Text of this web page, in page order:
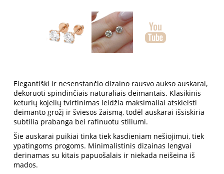
Elegantiški ir nesenstančio dizaino rausvo aukso auskarai,
dekoruoti spindinčiais natūraliais deimantais. Klasikinis
keturių kojelių tvirtinimas leidžia maksimaliai atskleisti
deimanto grožį ir šviesos žaismą, todėl auskarai išsiskiria
subtilia prabanga bei rafinuotu stiliumi.
Šie auskarai puikiai tinka tiek kasdieniam nešiojimui, tiek
ypatingoms progoms. Minimalistinis dizainas lengvai
derinamas su kitais papuošalais ir niekada neišeina iš
mados.